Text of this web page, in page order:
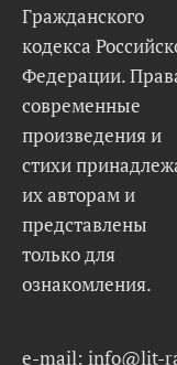
Гражданского
кодекса
Федерации.
современные
произведения и
стихи
их авторам и
представлены
только для
ознакомления.
e-mail: info@lit-